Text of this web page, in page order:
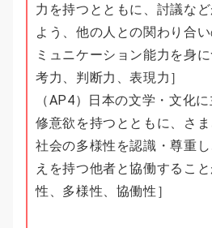
力を持つとともに、討議な
よう、他の人との関わり合
ミュニケーション能力を身
考力、判断力、表現力］
（AP4）日本の文学・文化
修意欲を持つとともに、さ
社会の多様性を認識・尊重
えを持つ他者と協働するこ
性、多様性、協働性］